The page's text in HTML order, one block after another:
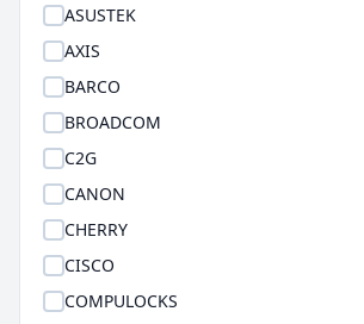
ASUSTEK
AXIS
BARCO
BROADCOM
C2G
CANON
CHERRY
CISCO
COMPULOCKS